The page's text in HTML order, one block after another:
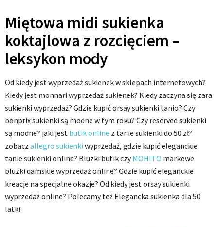
Miętowa midi sukienka
koktajlowa z rozcięciem –
leksykon mody
Od kiedy jest wyprzedaż sukienek w sklepach internetowych?
Kiedy jest monnari wyprzedaż sukienek? Kiedy zaczyna się zara
sukienki wyprzedaż? Gdzie kupić orsay sukienki tanio? Czy
bonprix sukienki są modne w tym roku? Czy reserved sukienki
są modne? jaki jest butik online z tanie sukienki do 50 zł?
zobacz allegro sukienki wyprzedaż, gdzie kupić eleganckie
tanie sukienki online? Bluzki butik czyMOHITO markowe
bluzki damskie wyprzedaż online? Gdzie kupić eleganckie
kreacje na specjalne okazje? Od kiedy jest orsay sukienki
wyprzedaż online? Polecamy też Elegancka sukienka dla 50
latki.